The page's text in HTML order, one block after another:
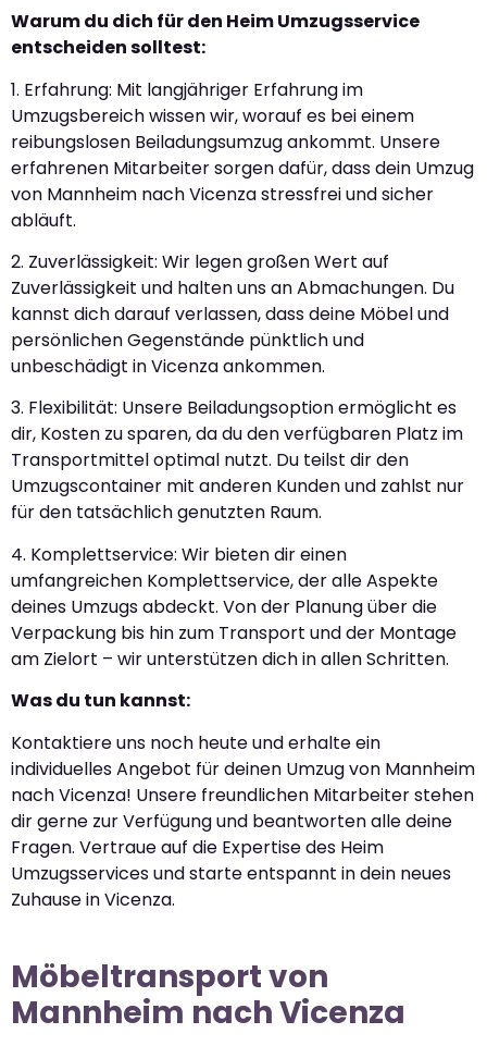
Warum du dich für den Heim Umzugsservice
entscheiden solltest:
1. Erfahrung: Mit langjähriger Erfahrung im
Umzugsbereich wissen wir, worauf es bei einem
reibungslosen Beiladungsumzug ankommt. Unsere
erfahrenen Mitarbeiter sorgen dafür, dass dein Umzug
von Mannheim nach Vicenza stressfrei und sicher
abläuft.
2. Zuverlässigkeit: Wir legen großen Wert auf
Zuverlässigkeit und halten uns an Abmachungen. Du
kannst dich darauf verlassen, dass deine Möbel und
persönlichen Gegenstände pünktlich und
unbeschädigt in Vicenza ankommen.
3. Flexibilität: Unsere Beiladungsoption ermöglicht es
dir, Kosten zu sparen, da du den verfügbaren Platz im
Transportmittel optimal nutzt. Du teilst dir den
Umzugscontainer mit anderen Kunden und zahlst nur
für den tatsächlich genutzten Raum.
4. Komplettservice: Wir bieten dir einen
umfangreichen Komplettservice, der alle Aspekte
deines Umzugs abdeckt. Von der Planung über die
Verpackung bis hin zum Transport und der Montage
am Zielort – wir unterstützen dich in allen Schritten.
Was du tun kannst:
Kontaktiere uns noch heute und erhalte ein
individuelles Angebot für deinen Umzug von Mannheim
nach Vicenza! Unsere freundlichen Mitarbeiter stehen
dir gerne zur Verfügung und beantworten alle deine
Fragen. Vertraue auf die Expertise des Heim
Umzugsservices und starte entspannt in dein neues
Zuhause in Vicenza.
Möbeltransport von
Mannheim nach Vicenza